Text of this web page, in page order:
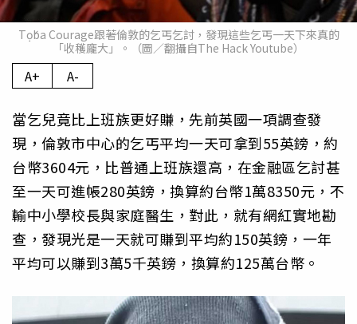
Tọ́ba Courage跟著倫敦的乞丐乞討，發現這些乞丐一天下來真的
「收穫龐大」。（圖／翻攝自The Hack Youtube）
A+ A-
當乞兒竟比上班族更好賺，先前英國一項調查發
現，倫敦市中心的乞丐平均一天可拿到55英鎊，約
台幣3604元，比普通上班族還高，在金融區乞討甚
至一天可進帳280英鎊，換算約台幣1萬8350元，不
輸中小學校長與家庭醫生，對此，就有網紅實地勘
查，發現光是一天就可賺到平均約150英鎊，一年
平均可以賺到3萬5千英鎊，換算約125萬台幣。